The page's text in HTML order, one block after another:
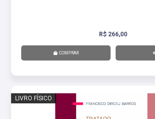
R$ 266,00
COMPRAR
LIVRO FÍSICO